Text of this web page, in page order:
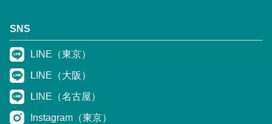
SNS
LINE（東京）
LINE（大阪）
LINE（名古屋）
Instagram（東京）